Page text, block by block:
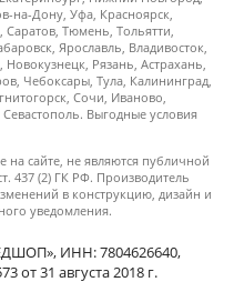
на-Дону, Уфа, Красноярск,
Тюмень, Тольятти,
Ярославль, Владивосток,
Рязань, Астрахань,
Чебоксары, Тула, Калининград,
Сочи, Иваново,
Выгодные условия
сайте, не являются публичной
437 (2) ГК РФ. Производитель
в конструкцию, дизайн и
уведомления.
ИНН: 7804626640,
от 31 августа 2018 г.